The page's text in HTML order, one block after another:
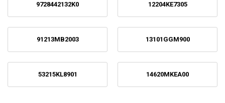
9728442132K0 12204KE7305
91213MB2003 13101GGM900
53215KL8901 14620MKEA00